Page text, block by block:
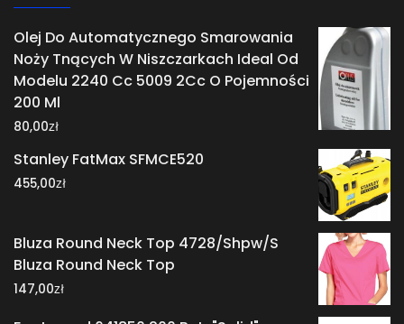
Olej Do Automatycznego Smarowania
Noży Tnących W Niszczarkach Ideal Od
Modelu 2240 Cc 5009 2Cc O Pojemności
200 Ml
80,00zł
Stanley FatMax SFMCE520
455,00zł
Bluza Round Neck Top 4728/Shpw/S
Bluza Round Neck Top
147,00zł